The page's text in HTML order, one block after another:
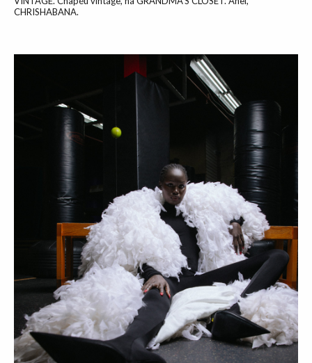
CHRISHABANA.